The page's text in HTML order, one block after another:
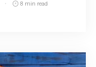
8 min read